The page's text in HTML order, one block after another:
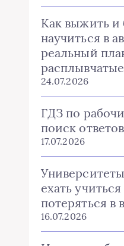
Как выжить и
научиться в
реальный
24.07.2026
ГДЗ по
поиск
17.07.2026
ехать
потеряться в
16.07.2026